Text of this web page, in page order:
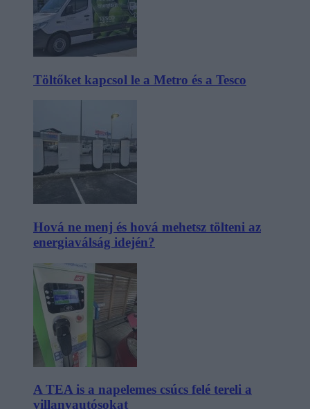
Töltőket kapcsol le a Metro és a Tesco
Hová ne menj és hová mehetsz tölteni az
energiaválság idején?
A TEA is a napelemes csúcs felé tereli a
villanyautósokat